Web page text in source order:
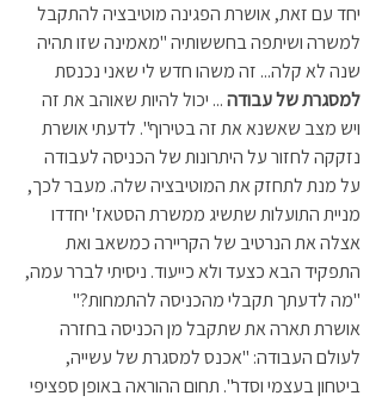
יחד עם זאת, אושרת הפגינה מוטיבציה להתקבל
למשרה ושיתפה בחששותיה "מאמינה שזו תהיה
שנה לא קלה... זה משהו חדש לי שאני נכנסת
למסגרת של עבודה ... יכול להיות שאוהב את זה
ויש מצב שאשנא את זה בטירוף". לדעתי אושרת
נזקקה לחזור על היתרונות של הכניסה לעבודה
על מנת לתחזק את המוטיבציה שלה. מעבר לכך,
מניית התועלות שתשיג ממשרת הסטאז' יחדדו
אצלה את הנרטיב של הקריירה כמשאב ואת
התפקיד הבא כצעד ולא כייעוד. ניסיתי לברר עמה,
"מה לדעתך תקבלי מהכניסה להתמחות?"
אושרת תארה את שתקבל מן הכניסה בחזרה
לעולם העבודה: "אכנס למסגרת של עשייה,
ביטחון בעצמי וסדר". תחום ההוראה באופן ספציפי